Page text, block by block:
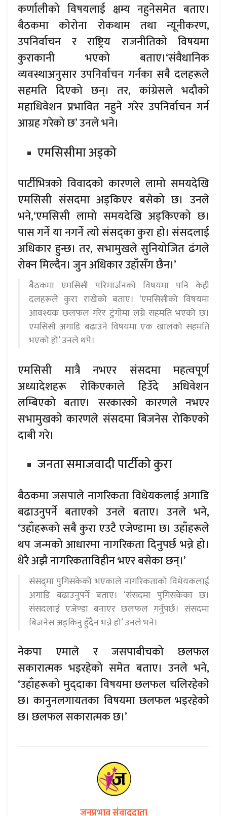
कर्णालीको विषयलाई क्षम्य नहुनेसमेत बताए।
बैठकमा कोरोना रोकथाम तथा न्यूनीकरण,
उपनिर्वाचन र राष्ट्रिय राजनीतिको विषयमा
कुराकानी भएको बताए।‘संवैधानिक
व्यवस्थाअनुसार उपनिर्वाचन गर्नका सबै दलहरूले
सहमति दिएको छन्। तर, कांग्रेसले भदौको
महाधिवेशन प्रभावित नहुने गरेर उपनिर्वाचन गर्न
आग्रह गरेको छ’ उनले भने।
एमसिसीमा अड्को
पार्टीभित्रको विवादको कारणले लामो समयदेखि
एमसिसी संसदमा अड्किएर बसेको छ। उनले
भने,‘एमसिसी लामो समयदेखि अड्किएको छ।
पास गर्ने या नगर्ने त्यो संसद्का कुरा हो। संसदलाई
अधिकार हुन्छ। तर, सभामुखले सुनियोजित ढंगले
रोक्न मिल्दैन। जुन अधिकार उहाँसँग छैन।’
बैठकमा एमसिसी परिमार्जनको विषयमा पनि केही
दलहरूले कुरा राखेको बताए। ‘एमसिसीको विषयमा
आवश्यक छलफल गरेर टुंगोमा लग्ने सहमति भएको छ।
एमसिसी अगाडि बढाउने विषयमा एक खालको सहमति
भएको हो’ उनले थपे।
एमसिसी मात्रै नभएर संसदमा महत्वपूर्ण
अध्यादेशहरू रोकिएकाले हिउँदे अधिवेशन
लम्बिएको बताए। सरकारको कारणले नभएर
सभामुखको कारणले संसदमा बिजनेस रोकिएको
दाबी गरे।
जनता समाजवादी पार्टीको कुरा
बैठकमा जसपाले नागरिकता विधेयकलाई अगाडि
बढाउनुपर्ने बताएको उनले बताए। उनले भने,
‘उहाँहरूको सबै कुरा एउटै एजेण्डामा छ। उहाँहरूले
थप जन्मको आधारमा नागरिकता दिनुपर्छ भन्ने हो।
धेरै अझै नागरिकताविहीन भएर बसेका छन्।’
संसद्‍मा पुगिसकेको भएकाले नागरिकताको विधेयकलाई
अगाडि बढाउनुपर्ने बताए। ‘संसदमा पुगिसकेका छ।
संसदलाई एजेण्डा बनाएर छलफल गर्नुपर्छ। संसदमा
बिजनेस अड्किनु हुँदैन भन्ने हो’ उनले भने।
नेकपा एमाले र जसपाबीचको छलफल
सकारात्मक भइरहेको समेत बताए। उनले भने,
‘उहाँहरूको मुद्‍दाका विषयमा छलफल चलिरहेकाे
छ। कानुनलगायतका विषयमा छलफल भइरहेको
छ। छलफल सकारात्मक छ।’